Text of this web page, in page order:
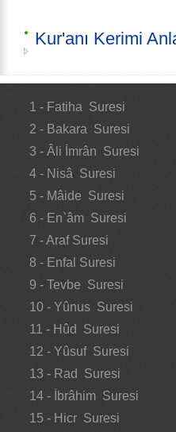
Kur'anı Kerimi
1 - Fatiha Suresi
2 - Bakara Suresi
3 - Âli İmrân Suresi
4 - Nisâ Suresi
5 - Mâide Suresi
6 - En`âm Suresi
7 - Araf Suresi
8 - Enfal Suresi
9 - Tevbe Suresi
10 - Yûnus Suresi
11 - Hûd Suresi
12 - Yûsuf Suresi
13 - Rad Suresi
14 - İbrâhim Suresi
15 - Hicr Suresi